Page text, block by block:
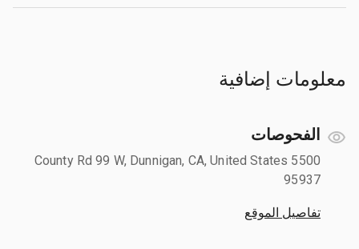
معلومات إضافية
الفحوصات
5500 County Rd 99 W, Dunnigan, CA, United States
95937
تفاصيل الموقع